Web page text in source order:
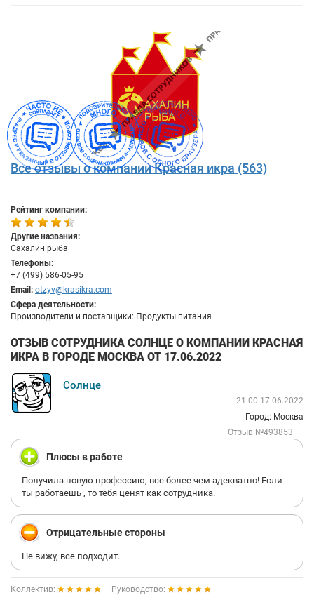
Все отзывы о компании Красная икра (563)
Рейтинг компании:
Другие названия:
Сахалин рыба
Телефоны:
+7 (499) 586-05-95
Email: otzyv@krasikra.com
Сфера деятельности:
Производители и поставщики: Продукты питания
ОТЗЫВ СОТРУДНИКА СОЛНЦЕ О КОМПАНИИ КРАСНАЯ
ИКРА В ГОРОДЕ МОСКВА ОТ 17.06.2022
Солнце
21:00 17.06.2022
Город: Москва
Отзыв №493853
Плюсы в работе
Получила новую профессию, все более чем адекватно! Если
ты работаешь , то тебя ценят как сотрудника.
Отрицательные стороны
Не вижу, все подходит.
Коллектив:
Руководство: